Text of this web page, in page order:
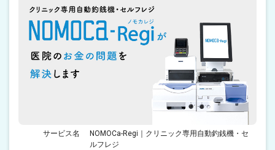
サービス名
NOMOCa-Regi｜クリニック専用自動釣銭機・セ
ルフレジ